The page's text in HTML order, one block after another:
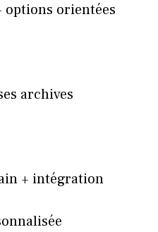
options orientées
archives
+ intégration